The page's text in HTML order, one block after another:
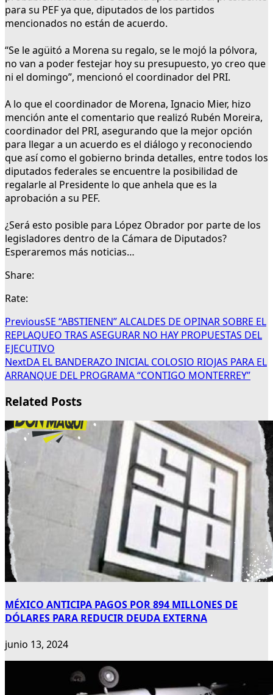
para su PEF ya que, diputados de los partidos
mencionados no están de acuerdo.
“Se le agüitó a Morena su regalo, se le mojó la pólvora,
no van a poder festejar hoy su presupuesto, yo creo que
ni el domingo”, mencionó el coordinador del PRI.
A lo que el coordinador de Morena, Ignacio Mier, hizo
mención ante el comentario que realizó Rubén Moreira,
coordinador del PRI, asegurando que la mejor opción
para llegar a un acuerdo es el diálogo y reconociendo
que así como el gobierno brinda detalles, entre todos los
diputados federales se encuentre la posibilidad de
regalarle al Presidente lo que anhela que es la
aprobación a su PEF.
¿Será esto posible para López Obrador por parte de los
legisladores dentro de la Cámara de Diputados?
Esperaremos más noticias…
Share:
Rate:
PreviousSE “ABSTIENEN” ALCALDES DE OPINAR SOBRE EL
REPLAQUEO TRAS ASEGURAR NO HAY PROPUESTAS DEL
EJECUTIVO
NextDA EL BANDERAZO INICIAL COLOSIO RIOJAS PARA EL
ARRANQUE DEL PROGRAMA “CONTIGO MONTERREY”
Related Posts
MÉXICO ANTICIPA PAGOS POR 894 MILLONES DE
DÓLARES PARA REDUCIR DEUDA EXTERNA
junio 13, 2024